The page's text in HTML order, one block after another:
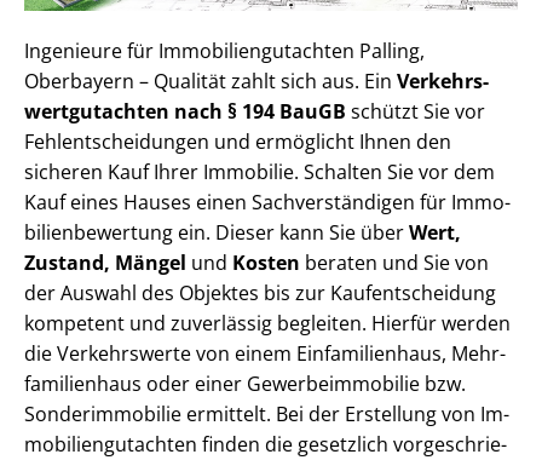
Ingenieure für Im­mo­bi­li­en­gut­ach­ten Palling,
Oberbayern – Qualität zahlt sich aus. Ein Ver­kehrs­
wert­gut­ach­ten nach § 194 BauGB schützt Sie vor
Fehl­ent­schei­dun­gen und ermöglicht Ihnen den
sicheren Kauf Ihrer Immobilie. Schalten Sie vor dem
Kauf eines Hauses einen Sach­ver­stän­di­gen für Im­mo­
bi­li­en­be­wer­tung ein. Dieser kann Sie überWert,
Zustand, Mängel und Kosten beraten und Sie von
der Auswahl des Objektes bis zur Kauf­ent­schei­dung
kompetent und zuverlässig begleiten. Hierfür werden
die Verkehrswerte von einem Einfamilienhaus, Mehr­
fa­mi­li­en­haus oder einer Ge­wer­be­im­mo­bi­lie bzw.
Sonderimmobilie ermittelt. Bei der Erstellung von Im­
mo­bi­li­en­gut­ach­ten finden die gesetzlich vor­ge­schrie­